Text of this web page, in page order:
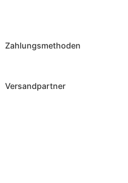
Zahlungsmethoden
Versandpartner